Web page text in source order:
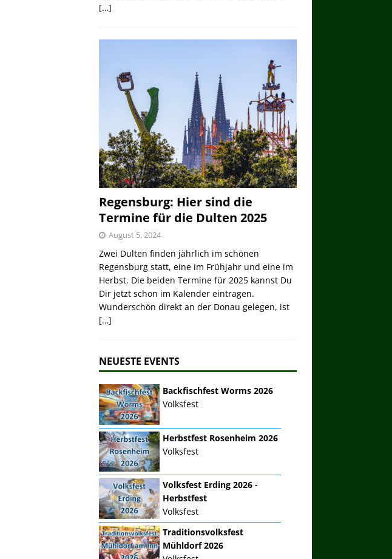
[…]
Regensburg: Hier sind die
Termine für die Dulten 2025
August 5, 2024
Zwei Dulten finden jährlich im schönen
Regensburg statt, eine im Frühjahr und eine im
Herbst. Die beiden Termine für 2025 kannst Du
Dir jetzt schon im Kalender eintragen.
Wunderschön direkt an der Donau gelegen, ist
[…]
NEUESTE EVENTS
Backfischfest Worms 2026
Volksfest
Herbstfest Rosenheim 2026
Volksfest
Volksfest Erding 2026 -
Herbstfest
Volksfest
Traditionsvolksfest
Mühldorf 2026